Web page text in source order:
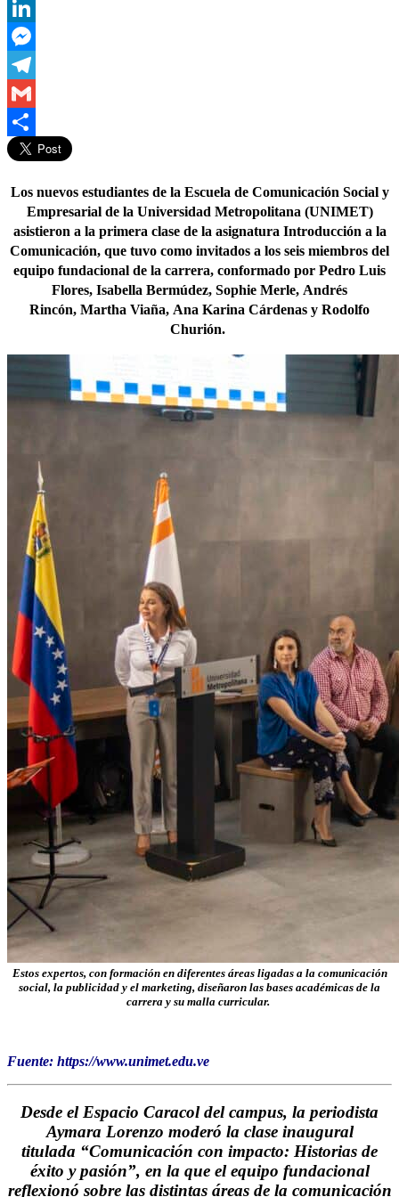
WhatsApp
LinkedIn
Messenger
Telegram
Gmail
Compartir
Los nuevos estudiantes de la Escuela de Comunicación Social y
Empresarial de la Universidad Metropolitana (UNIMET)
asistieron a la primera clase de la asignatura Introducción a la
Comunicación, que tuvo como invitados a los seis miembros del
equipo fundacional de la carrera, conformado por Pedro Luis
Flores, Isabella Bermúdez, Sophie Merle, Andrés
Rincón, Martha Viaña, Ana Karina Cárdenas y Rodolfo
Churión.
Estos expertos, con formación en diferentes áreas ligadas a la comunicación
social, la publicidad y el marketing, diseñaron las bases académicas de la
carrera y su malla curricular.
Fuente: https://www.unimet.edu.ve
Desde el Espacio Caracol del campus, la periodista
Aymara Lorenzo moderó la clase inaugural
titulada “Comunicación con impacto: Historias de
éxito y pasión”, en la que el equipo fundacional
reflexionó sobre las distintas áreas de la comunicación